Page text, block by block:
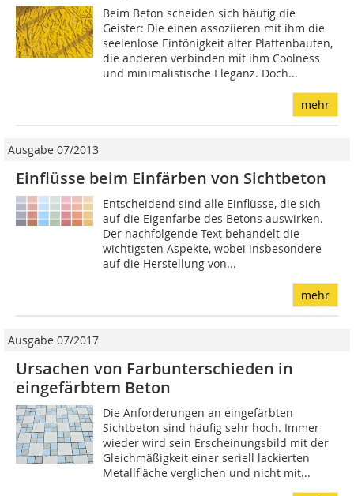
Beim Beton scheiden sich häufig die
Geister: Die einen assoziieren mit ihm die
seelenlose Eintönigkeit alter Plattenbauten,
die anderen verbinden mit ihm Coolness
und minimalistische Eleganz. Doch...
mehr
Ausgabe 07/2013
Einflüsse beim Einfärben von Sichtbeton
Entscheidend sind alle Einflüsse, die sich
auf die Ei­gen­farbe des Betons auswirken.
Der nachfolgende Text behandelt die
wichtigsten Aspekte, wobei insbesondere
auf die Herstellung von...
mehr
Ausgabe 07/2017
Ursachen von Farbunterschieden in
eingefärbtem Beton
Die Anforderungen an eingefärbten
Sichtbeton sind häufig sehr hoch. Immer
wieder wird sein Erscheinungsbild mit der
Gleichmäßigkeit einer seriell lackierten
Metallfläche verglichen und nicht mit...